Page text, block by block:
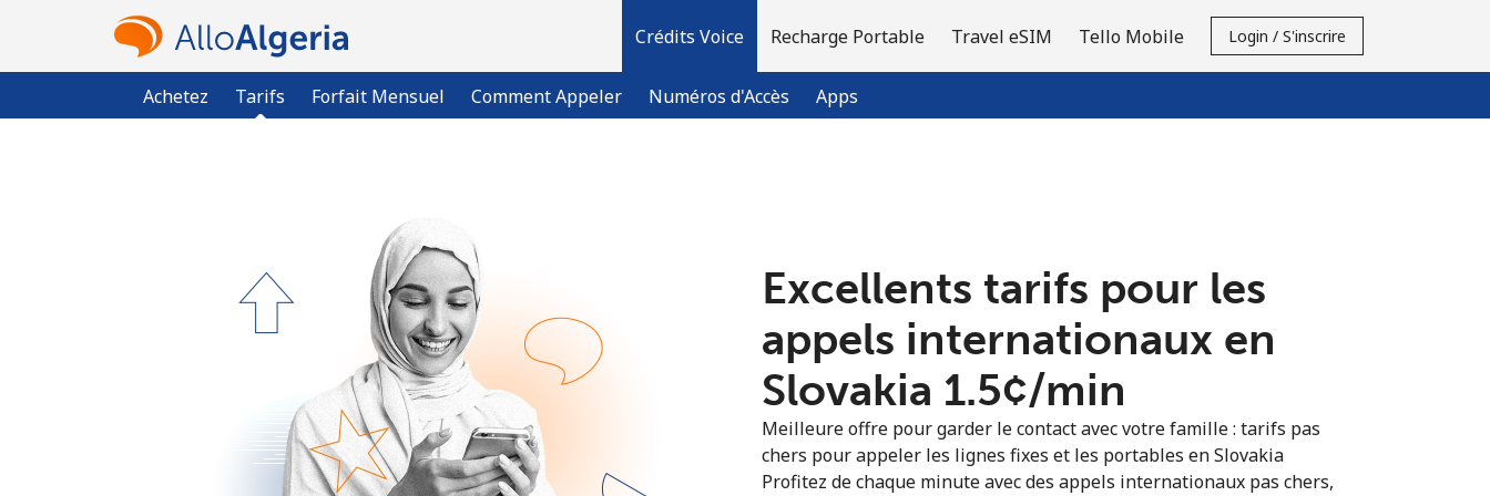
Crédits Voice
Achetez Tarifs Forfait Mensuel Comment Appeler Numéros d'Accès Apps
Recharge Portable Travel eSIM Tello Mobile Login / S'inscrire
Vous avez déjà un compte?Connectez-vous →
S'enregistrer avec
Excellents tarifs pour les
appels internationaux en
Slovakia ⁦1.5¢⁩/min
Meilleure offre pour garder le contact avec votre famille : tarifs pas
chers pour appeler les lignes fixes et les portables en Slovakia
Profitez de chaque minute avec des appels internationaux pas chers,